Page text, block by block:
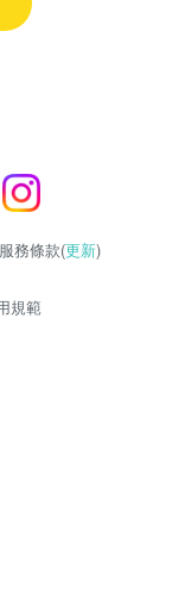
務條款(更新)
規範